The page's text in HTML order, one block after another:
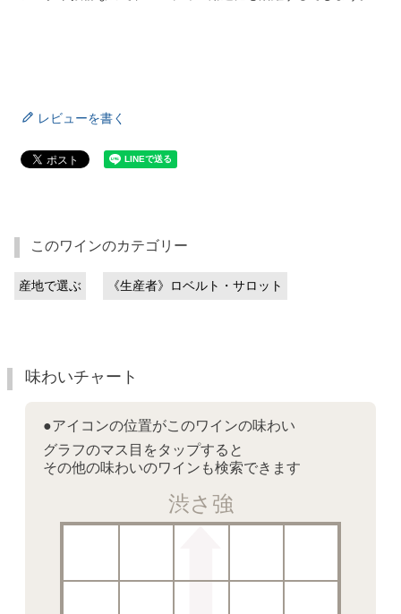
レビューを書く
このワインのカテゴリー
産地で選ぶ 《生産者》ロベルト・サロット
味わいチャート
●アイコンの位置がこのワインの味わい
グラフのマス目をタップすると
その他の味わいのワインも検索できます
渋さ強